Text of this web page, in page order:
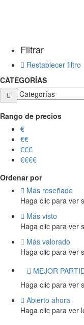
Filtrar
Restablecer filtro
CATEGORÍAS
Rango de precios
€
€€
€€€
€€€€
Ordenar por
Más reseñado
Haga clic para ver
Más visto
Haga clic para ver
Más valorado
Haga clic para ver
MEJOR
Haga clic para ver
Abierto ahora
Haga clic para ver